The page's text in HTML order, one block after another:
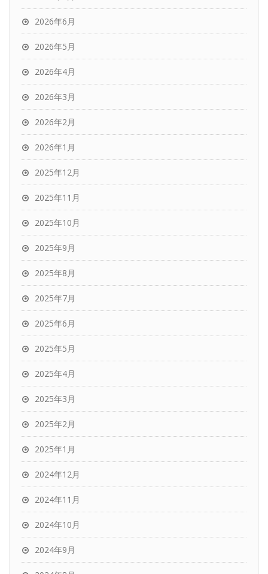
2026年6月
2026年5月
2026年4月
2026年3月
2026年2月
2026年1月
2025年12月
2025年11月
2025年10月
2025年9月
2025年8月
2025年7月
2025年6月
2025年5月
2025年4月
2025年3月
2025年2月
2025年1月
2024年12月
2024年11月
2024年10月
2024年9月